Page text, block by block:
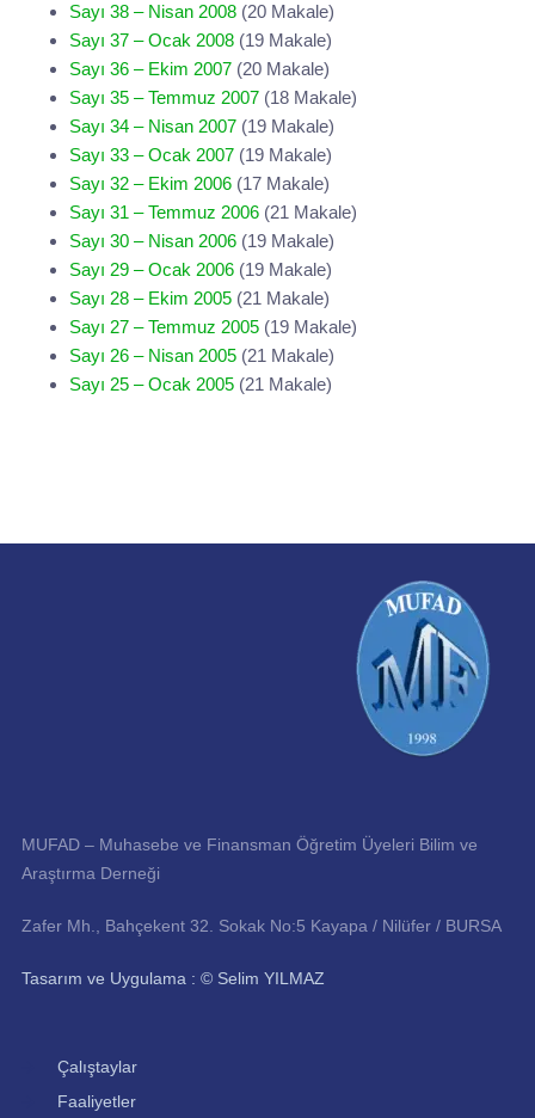
Sayı 38 – Nisan 2008(20 Makale)
Sayı 37 – Ocak 2008(19 Makale)
Sayı 36 – Ekim 2007(20 Makale)
Sayı 35 – Temmuz 2007(18 Makale)
Sayı 34 – Nisan 2007(19 Makale)
Sayı 33 – Ocak 2007(19 Makale)
Sayı 32 – Ekim 2006(17 Makale)
Sayı 31 – Temmuz 2006(21 Makale)
Sayı 30 – Nisan 2006(19 Makale)
Sayı 29 – Ocak 2006(19 Makale)
Sayı 28 – Ekim 2005(21 Makale)
Sayı 27 – Temmuz 2005(19 Makale)
Sayı 26 – Nisan 2005(21 Makale)
Sayı 25 – Ocak 2005(21 Makale)
MUFAD – Muhasebe ve Finansman Öğretim Üyeleri Bilim ve
Araştırma Derneği
Zafer Mh., Bahçekent 32. Sokak No:5 Kayapa / Nilüfer / BURSA
Tasarım ve Uygulama : © Selim YILMAZ
Çalıştaylar
Faaliyetler